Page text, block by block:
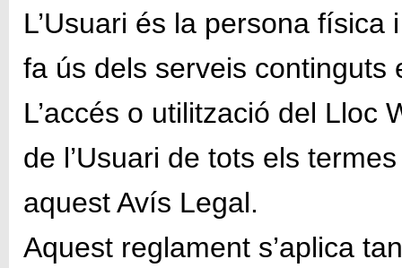
L’Usuari és la persona
fa ús dels serveis continguts
L’accés o utilització del Lloc
de l’Usuari de tots els
aquest Avís Legal.
Aquest reglament s’aplica